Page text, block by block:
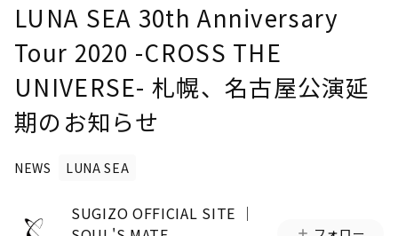
LUNA SEA 30th Anniversary
Tour 2020 -CROSS THE
UNIVERSE- 札幌、名古屋公演延
期のお知らせ
NEWS LUNA SEA
SUGIZO OFFICIAL SITE │